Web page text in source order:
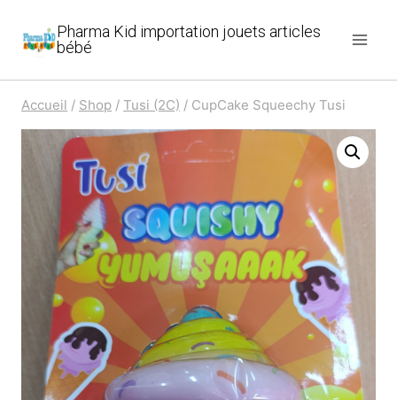
Pharma Kid importation jouets articles
bébé
Accueil / Shop / Tusi (2C) / CupCake Squeechy Tusi